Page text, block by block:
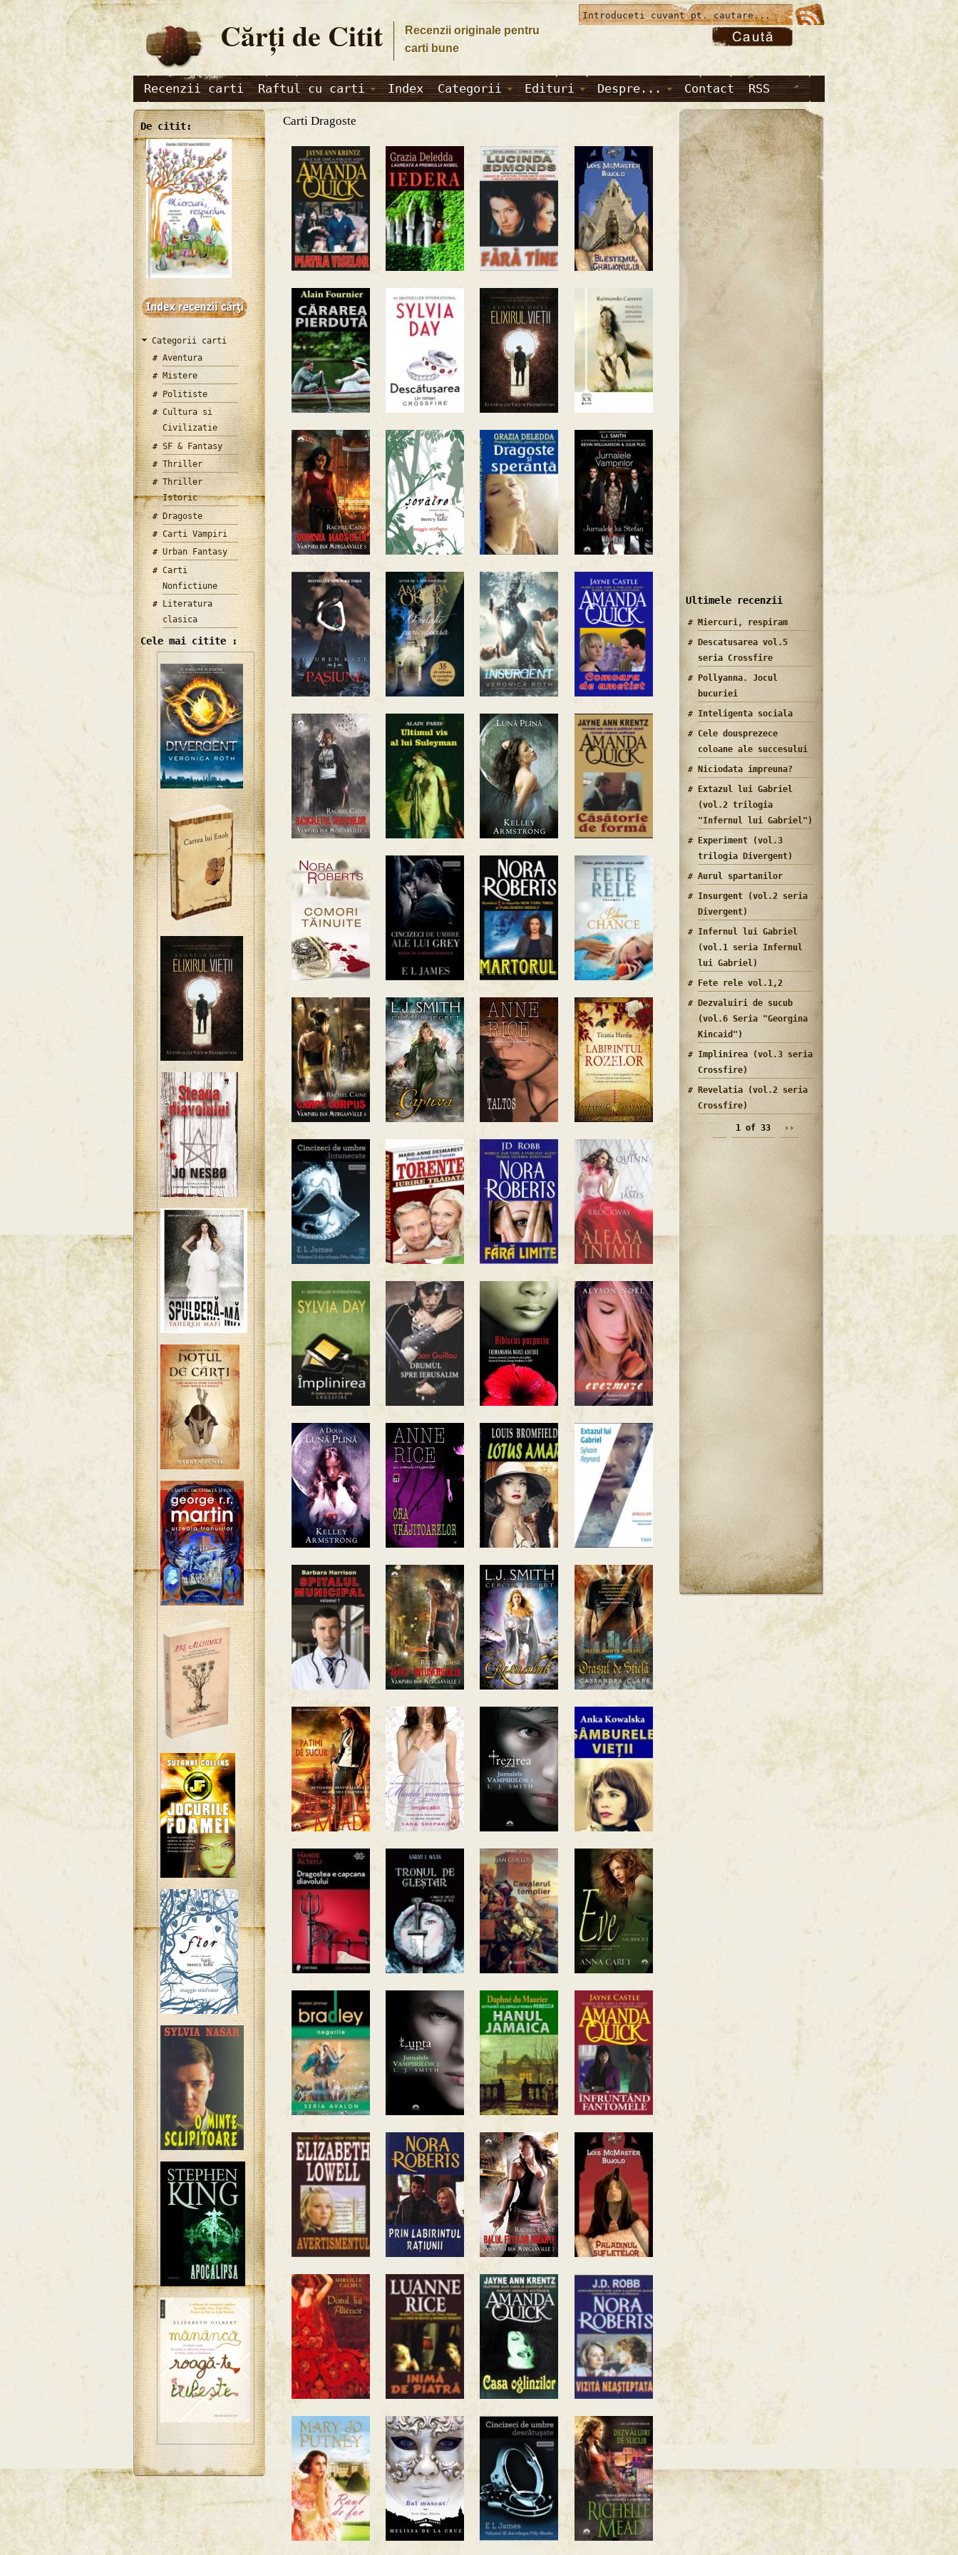
Cărţi de Citit
Recenzii originale pentru
carti bune
Recenzii carti Raftul cu carti Index Categorii Edituri Despre... Contact RSS
De citit:
Categorii carti
Aventura
Mistere
Politiste
Cultura si
Civilizatie
SF & Fantasy
Thriller
Thriller
Istoric
Dragoste
Carti Vampiri
Urban Fantasy
Carti
Nonfictiune
Literatura
clasica
Cele mai citite :
Carti Dragoste
Ultimele recenzii
Miercuri, respiram
Descatusarea vol.5
seria Crossfire
Pollyanna. Jocul
bucuriei
Inteligenta sociala
Cele dousprezece
coloane ale succesului
Niciodata impreuna?
Extazul lui Gabriel
(vol.2 trilogia
"Infernul lui Gabriel")
Experiment (vol.3
trilogia Divergent)
Aurul spartanilor
Insurgent (vol.2 seria
Divergent)
Infernul lui Gabriel
(vol.1 seria Infernul
lui Gabriel)
Fete rele vol.1,2
Dezvaluiri de sucub
(vol.6 Seria "Georgina
Kincaid")
Implinirea (vol.3 seria
Crossfire)
Revelatia (vol.2 seria
Crossfire)
1 of 33 ››